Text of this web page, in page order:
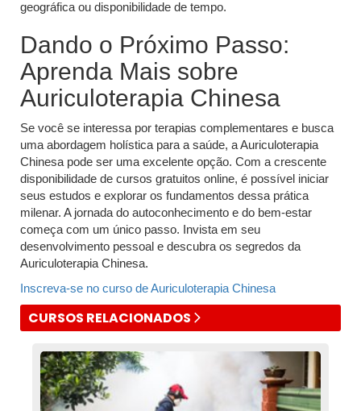
geográfica ou disponibilidade de tempo.
Dando o Próximo Passo:
Aprenda Mais sobre
Auriculoterapia Chinesa
Se você se interessa por terapias complementares e busca
uma abordagem holística para a saúde, a Auriculoterapia
Chinesa pode ser uma excelente opção. Com a crescente
disponibilidade de cursos gratuitos online, é possível iniciar
seus estudos e explorar os fundamentos dessa prática
milenar. A jornada do autoconhecimento e do bem-estar
começa com um único passo. Invista em seu
desenvolvimento pessoal e descubra os segredos da
Auriculoterapia Chinesa.
Inscreva-se no curso de Auriculoterapia Chinesa
CURSOS RELACIONADOS